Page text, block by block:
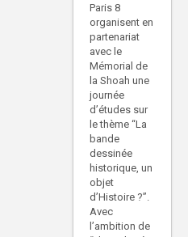
Paris 8
organisent en
partenariat
avec le
Mémorial de
la Shoah une
journée
d’études sur
le thème “La
bande
dessinée
historique, un
objet
d’Histoire ?”.
Avec
l’ambition de